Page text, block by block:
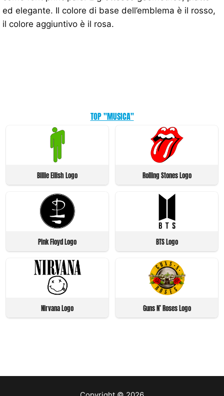
ed elegante. Il colore di base dell’emblema è il rosso,
il colore aggiuntivo è il rosa.
TOP "MUSICA"
Billie Eilish Logo Rolling Stones Logo
Pink Floyd Logo BTS Logo
Nirvana Logo Guns N’ Roses Logo